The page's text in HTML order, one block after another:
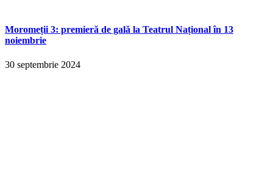
Moromeții 3: premieră de gală la Teatrul Național în 13
noiembrie
30 septembrie 2024